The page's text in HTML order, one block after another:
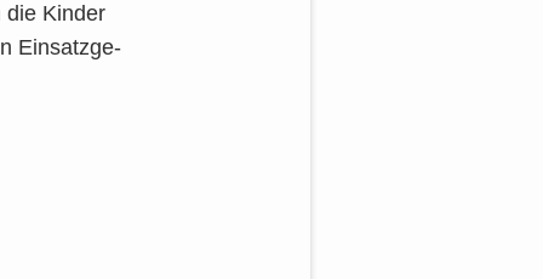
die Kin­der
Ein­satz­ge­